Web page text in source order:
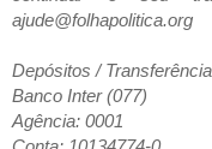
ajude@folhapolitica.org
Depósitos /
Banco Inter (077)
Agência: 0001